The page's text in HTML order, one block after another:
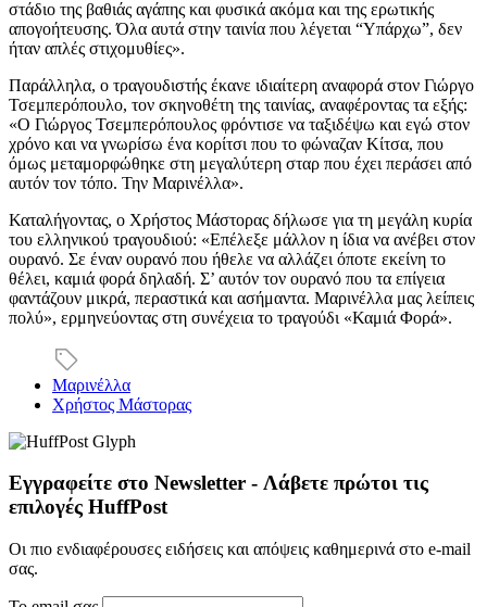
στάδιο της βαθιάς αγάπης και φυσικά ακόμα και της ερωτικής
απογοήτευσης. Όλα αυτά στην ταινία που λέγεται “Υπάρχω”, δεν
ήταν απλές στιχομυθίες».
Παράλληλα, ο τραγουδιστής έκανε ιδιαίτερη αναφορά στον Γιώργο
Τσεμπερόπουλο, τον σκηνοθέτη της ταινίας, αναφέροντας τα εξής:
«Ο Γιώργος Τσεμπερόπουλος φρόντισε να ταξιδέψω και εγώ στον
χρόνο και να γνωρίσω ένα κορίτσι που το φώναζαν Κίτσα, που
όμως μεταμορφώθηκε στη μεγαλύτερη σταρ που έχει περάσει από
αυτόν τον τόπο. Την Μαρινέλλα».
Καταλήγοντας, ο Χρήστος Μάστορας δήλωσε για τη μεγάλη κυρία
του ελληνικού τραγουδιού: «Επέλεξε μάλλον η ίδια να ανέβει στον
ουρανό. Σε έναν ουρανό που ήθελε να αλλάζει όποτε εκείνη το
θέλει, καμιά φορά δηλαδή. Σ’ αυτόν τον ουρανό που τα επίγεια
φαντάζουν μικρά, περαστικά και ασήμαντα. Μαρινέλλα μας λείπεις
πολύ», ερμηνεύοντας στη συνέχεια το τραγούδι «Καμιά Φορά».
Μαρινέλλα
Χρήστος Μάστορας
Εγγραφείτε στο Newsletter - Λάβετε πρώτοι τις
επιλογές HuffPost
Οι πιο ενδιαφέρουσες ειδήσεις και απόψεις καθημερινά στο e-mail
σας.